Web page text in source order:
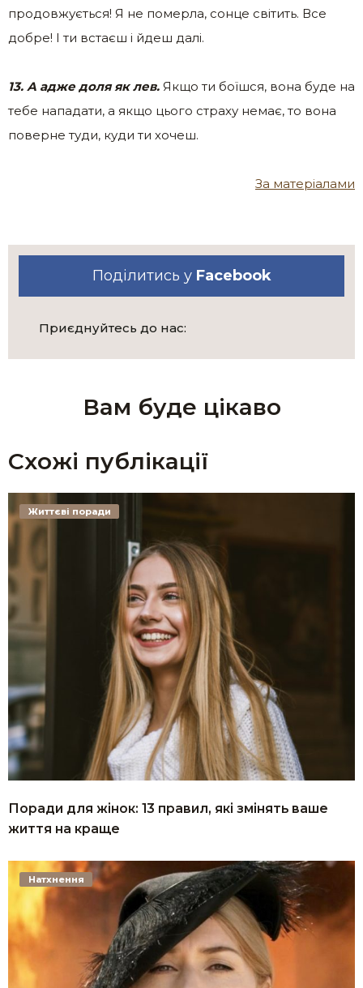
продовжується! Я не померла, сонце світить. Все
добре! І ти встаєш і йдеш далі.
13. А адже доля як лев. Якщо ти боїшся, вона буде на
тебе нападати, а якщо цього страху немає, то вона
поверне туди, куди ти хочеш.
За матеріалами
Поділитись у Facebook
Приєднуйтесь до нас:
Вам буде цікаво
Схожі публікації
Поради для жінок: 13 правил, які змінять ваше
життя на краще
Життєві поради
Натхнення